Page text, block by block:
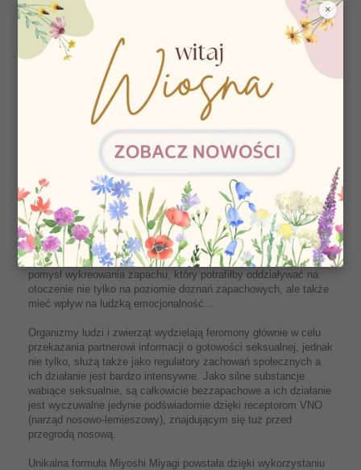
Szeroka gama produktów Miyoshi Miyagi oferuje preparaty o
różnej koncentracji feromonów. Sama zdecyduj jak bardzo
chcesz wpływać na otoczenie!
Miyoshi Miyagi PHEROMONE PARFUM
Z połączenia najstarszych japońskich tradycji sztuki
perfumeryjnej oraz nowoczesnych osiągnięć z dziedziny
biochemii, powstał wyjątkowy produkt, dzięki któremu nie tylko
możemy cieszyć się pięknym zapachem, ale także wpływać na
to jak jesteśmy postrzegani. Autorem tej przełomowej formuły
jest japoński projektant Miyoshi Miyagi. Od lat związany z modą,
zawsze poszukiwał wyjątkowych rozwiązań, które
charakteryzowały się urokiem, ponadczasowym wdziękiem, a
także funkcjonalnością. Dążąc do stworzenia dodatku, który
dopełniałby jego kolekcje i podkreślał ich wymowę, narodził się
pomysł wykreowania zapachu, który potrafiłby oddziaływać na
otoczenie nie tylko na poziomie doznań zapachowych, ale także
mieć wpływ na ludzką emocjonalność...
Organizmy ludzi i zwierząt wydzielają feromony głównie w celu
przekazania partnerowi informacji o gotowości seksualnej, jednak
nie tylko, służą także jako regulatory zachowań społecznych a
ich działanie jest bardzo intensywne. Jako silne substancje
wabiące seksualnie, są całkowicie bezzapachowe a ich działanie
jest wyczuwalne jedynie podświadomie dzięki receptorom VNO
(narząd nosowo-lemieszowy), znajdującym się tuż przed
przegrodą nosową.
Unikalna formuła Miyoshi Miyagi powstała dzięki wykorzystaniu
×